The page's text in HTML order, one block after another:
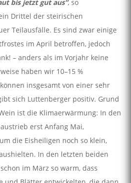
bis jetzt gut aus“, so
Drittel der steirischen
Teilausfälle. Es sind zwar einige
im April betroffen, jedoch
– anders als im Vorjahr keine
haben wir 10–15 %
insgesamt von einer sehr
sich Luttenberger positiv. Grund
ist die Klimaerwärmung: In den
erst Anfang Mai,
die Eisheiligen noch so klein,
In den letzten beiden
im März so warm, dass